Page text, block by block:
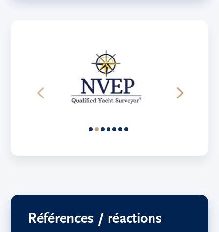
Références / réactions